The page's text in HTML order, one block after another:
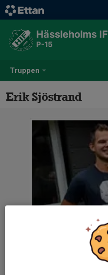
Truppen
Hässleholms IF
P-15
Erik Sjöstrand